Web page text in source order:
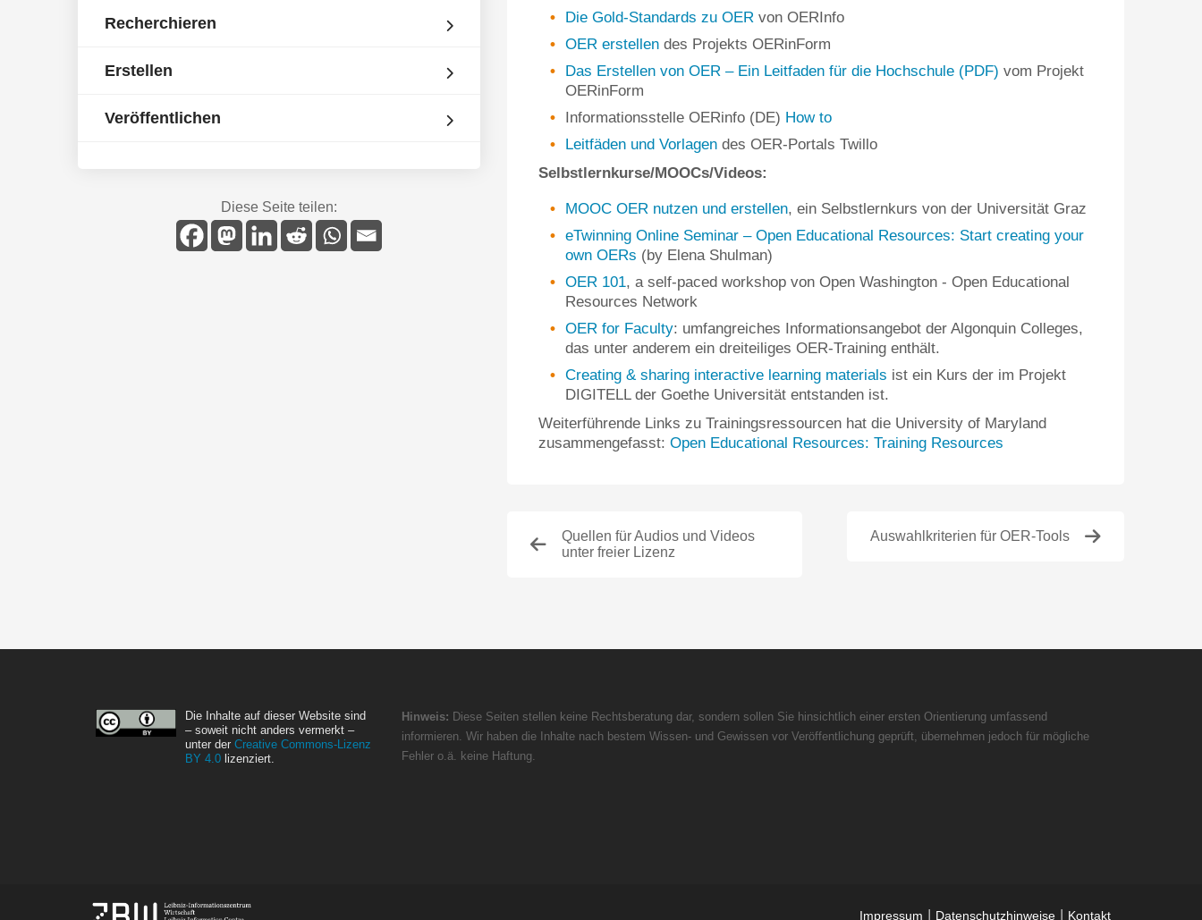
Recherchieren
Erstellen
Veröffentlichen
Diese Seite teilen:
Die Gold-Standards zu OER von OERInfo
OER erstellen des Projekts OERinForm
Das Erstellen von OER – Ein Leitfaden für die Hochschule (PDF) vom Projekt
OERinForm
Informationsstelle OERinfo (DE) How to
Leitfäden und Vorlagen des OER-Portals Twillo
Selbstlernkurse/MOOCs/Videos:
MOOC OER nutzen und erstellen, ein Selbstlernkurs von der Universität Graz
eTwinning Online Seminar – Open Educational Resources: Start creating your
own OERs (by Elena Shulman)
OER 101, a self-paced workshop von Open Washington - Open Educational
Resources Network
OER for Faculty: umfangreiches Informationsangebot der Algonquin Colleges,
das unter anderem ein dreiteiliges OER-Training enthält.
Creating & sharing interactive learning materials ist ein Kurs der im Projekt
DIGITELL der Goethe Universität entstanden ist.
Weiterführende Links zu Trainingsressourcen hat die University of Maryland
zusammengefasst: Open Educational Resources: Training Resources
Quellen für Audios und Videos
unter freier Lizenz
Auswahlkriterien für OER-Tools
Die Inhalte auf dieser Website sind
– soweit nicht anders vermerkt –
unter der Creative Commons-Lizenz
BY 4.0 lizenziert.
Hinweis: Diese Seiten stellen keine Rechtsberatung dar, sondern sollen Sie hinsichtlich einer ersten Orientierung umfassend
informieren. Wir haben die Inhalte nach bestem Wissen- und Gewissen vor Veröffentlichung geprüft, übernehmen jedoch für mögliche
Fehler o.ä. keine Haftung.
Impressum | Datenschutzhinweise | Kontakt